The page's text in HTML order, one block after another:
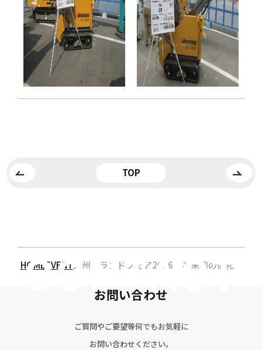
TOP
HOMEEVENT 九州グランドフェア2016 ご来場の御礼
お問い合わせ
ご質問やご要望等何でもお気軽に
お問い合わせください。